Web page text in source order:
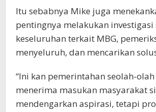
Itu sebabnya Mike juga
pentingnya melakukan investigasi
keseluruhan terkait MBG,
menyeluruh, dan mencarikan
“Ini kan pemerintahan seolah-
menerima masukan masyarakat
mendengarkan aspirasi, tetapi